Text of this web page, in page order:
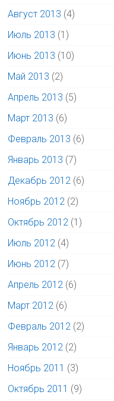
Август 2013 (4)
Июль 2013 (1)
Июнь 2013 (10)
Май 2013 (2)
Апрель 2013 (5)
Март 2013 (6)
Февраль 2013 (6)
Январь 2013 (7)
Декабрь 2012 (6)
Ноябрь 2012 (2)
Октябрь 2012 (1)
Июль 2012 (4)
Июнь 2012 (7)
Апрель 2012 (6)
Март 2012 (6)
Февраль 2012 (2)
Январь 2012 (2)
Ноябрь 2011 (3)
Октябрь 2011 (9)